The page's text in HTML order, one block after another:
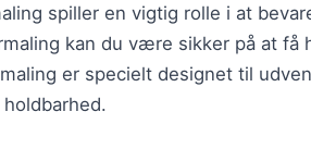
spiller en vigtig rolle i at
kan du være sikker på at få
er specielt designet til